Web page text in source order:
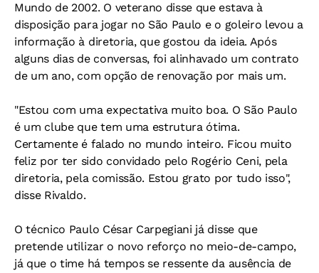
Mundo de 2002. O veterano disse que estava à
disposição para jogar no São Paulo e o goleiro levou a
informação à diretoria, que gostou da ideia. Após
alguns dias de conversas, foi alinhavado um contrato
de um ano, com opção de renovação por mais um.
"Estou com uma expectativa muito boa. O São Paulo
é um clube que tem uma estrutura ótima.
Certamente é falado no mundo inteiro. Ficou muito
feliz por ter sido convidado pelo Rogério Ceni, pela
diretoria, pela comissão. Estou grato por tudo isso",
disse Rivaldo.
O técnico Paulo César Carpegiani já disse que
pretende utilizar o novo reforço no meio-de-campo,
já que o time há tempos se ressente da ausência de